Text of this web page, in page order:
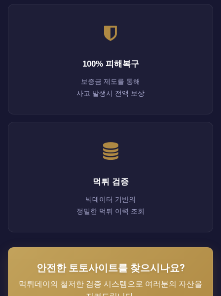
100% 피해복구
보증금 제도를 통해
사고 발생시 전액 보상
먹튀 검증
빅데이터 기반의
정밀한 먹튀 이력 조회
안전한 토토사이트를 찾으시나요?
먹튀데이의 철저한 검증 시스템으로 여러분의 자산을